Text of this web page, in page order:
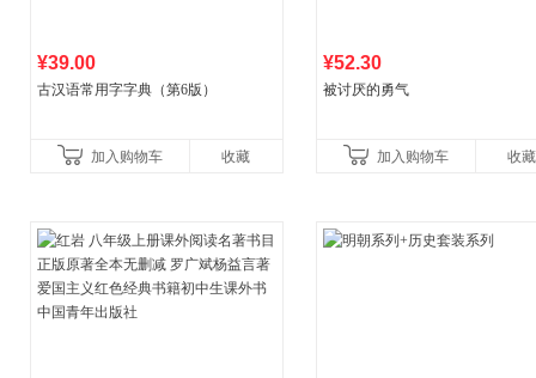
¥39.00
古汉语常用字字典（第6版）
加入购物车 收藏
¥52.30
被讨厌的勇气
加入购物车 收藏